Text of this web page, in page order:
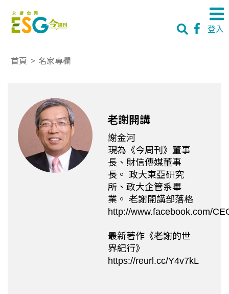
登入
首頁 > 名家專欄
老謝開講
謝金河
現為《今周刊》董事
長、財信傳媒董事
長。 政大東亞研究
所、政大企管系畢
業。 老謝開講部落格
http://www.facebook.com/
最新著作《老謝的世
界紀行》
https://reurl.cc/Y4v7kL